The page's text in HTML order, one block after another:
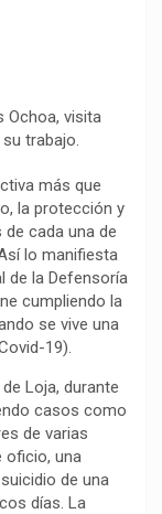
Ochoa, visita
trabajo.
más que
la protección y
cada una de
lo manifiesta
de la Defensoría
cumpliendo la
se vive una
19).
Loja, durante
casos como
de varias
oficio, una
de una
días. La